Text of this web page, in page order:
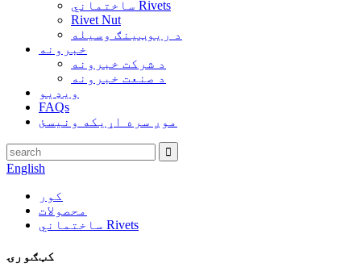
ساختماني Rivets
Rivet Nut
د ریوټینګ وسیله
خبرونه
د شرکت خبرونه
د صنعت خبرونه
ویډیو
FAQs
موږ سره اړیکه ونیسئ
English
کور
محصولات
ساختماني Rivets
کټګورۍ